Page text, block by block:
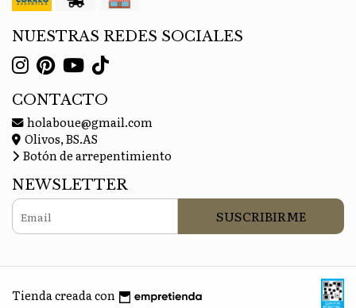
NUESTRAS REDES SOCIALES
CONTACTO
holaboue@gmail.com
Olivos, BS.AS
Botón de arrepentimiento
NEWSLETTER
SUSCRIBIRME
Tienda creada con